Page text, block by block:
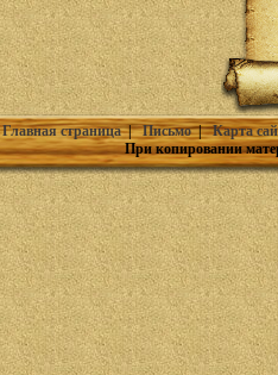
Главная страница|Письмо|Карта
При копировании